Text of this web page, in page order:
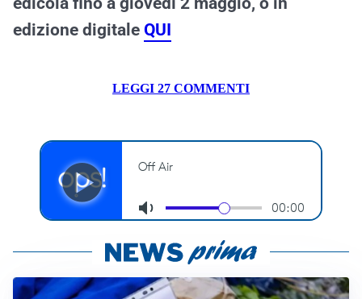
edizione digitale QUI
LEGGI 27 COMMENTI